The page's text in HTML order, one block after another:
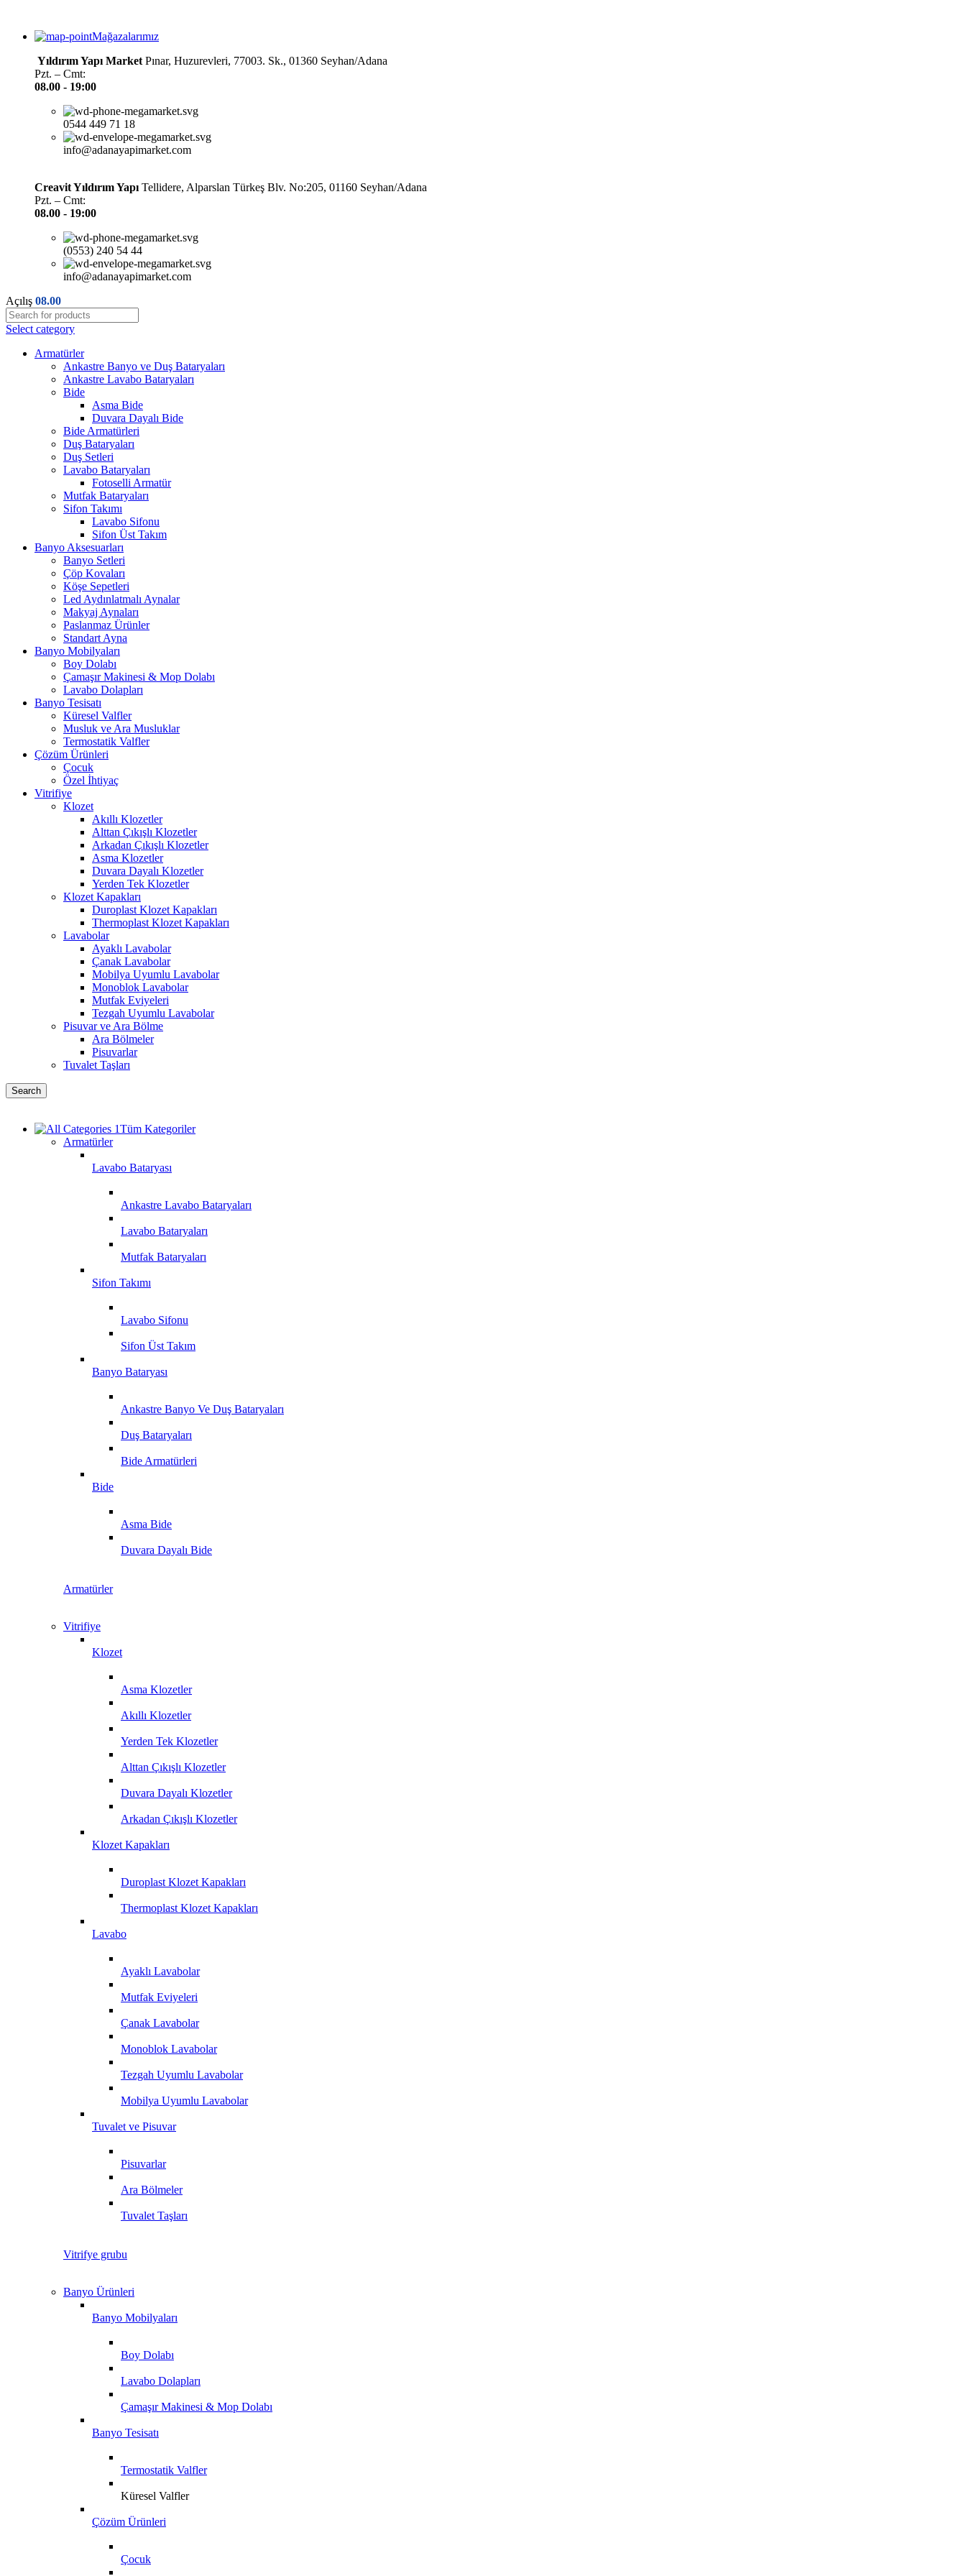
Mağazalarımız
Yıldırım Yapı Market Pınar, Huzurevleri, 77003. Sk., 01360 Seyhan/Adana
Pzt. – Cmt:
08.00 - 19:00
0544 449 71 18
info@adanayapimarket.com
Creavit Yıldırım Yapı Tellidere, Alparslan Türkeş Blv. No:205, 01160 Seyhan/Adana
Pzt. – Cmt:
08.00 - 19:00
(0553) 240 54 44
info@adanayapimarket.com
Açılış 08.00
Select category
Armatürler
Ankastre Banyo ve Duş Bataryaları
Ankastre Lavabo Bataryaları
Bide
Asma Bide
Duvara Dayalı Bide
Bide Armatürleri
Duş Bataryaları
Duş Setleri
Lavabo Bataryaları
Fotoselli Armatür
Mutfak Bataryaları
Sifon Takımı
Lavabo Sifonu
Sifon Üst Takım
Banyo Aksesuarları
Banyo Setleri
Çöp Kovaları
Köşe Sepetleri
Led Aydınlatmalı Aynalar
Makyaj Aynaları
Paslanmaz Ürünler
Standart Ayna
Banyo Mobilyaları
Boy Dolabı
Çamaşır Makinesi & Mop Dolabı
Lavabo Dolapları
Banyo Tesisatı
Küresel Valfler
Musluk ve Ara Musluklar
Termostatik Valfler
Çözüm Ürünleri
Çocuk
Özel İhtiyaç
Vitrifiye
Klozet
Akıllı Klozetler
Alttan Çıkışlı Klozetler
Arkadan Çıkışlı Klozetler
Asma Klozetler
Duvara Dayalı Klozetler
Yerden Tek Klozetler
Klozet Kapakları
Duroplast Klozet Kapakları
Thermoplast Klozet Kapakları
Lavabolar
Ayaklı Lavabolar
Çanak Lavabolar
Mobilya Uyumlu Lavabolar
Monoblok Lavabolar
Mutfak Eviyeleri
Tezgah Uyumlu Lavabolar
Pisuvar ve Ara Bölme
Ara Bölmeler
Pisuvarlar
Tuvalet Taşları
Search
Tüm Kategoriler
Armatürler
Lavabo Bataryası
Ankastre Lavabo Bataryaları
Lavabo Bataryaları
Mutfak Bataryaları
Sifon Takımı
Lavabo Sifonu
Sifon Üst Takım
Banyo Bataryası
Ankastre Banyo Ve Duş Bataryaları
Duş Bataryaları
Bide Armatürleri
Bide
Asma Bide
Duvara Dayalı Bide
Armatürler
Vitrifiye
Klozet
Asma Klozetler
Akıllı Klozetler
Yerden Tek Klozetler
Alttan Çıkışlı Klozetler
Duvara Dayalı Klozetler
Arkadan Çıkışlı Klozetler
Klozet Kapakları
Duroplast Klozet Kapakları
Thermoplast Klozet Kapakları
Lavabo
Ayaklı Lavabolar
Mutfak Eviyeleri
Çanak Lavabolar
Monoblok Lavabolar
Tezgah Uyumlu Lavabolar
Mobilya Uyumlu Lavabolar
Tuvalet ve Pisuvar
Pisuvarlar
Ara Bölmeler
Tuvalet Taşları
Vitrifye grubu
Banyo Ürünleri
Banyo Mobilyaları
Boy Dolabı
Lavabo Dolapları
Çamaşır Makinesi & Mop Dolabı
Banyo Tesisatı
Termostatik Valfler
Küresel Valfler
Çözüm Ürünleri
Çocuk